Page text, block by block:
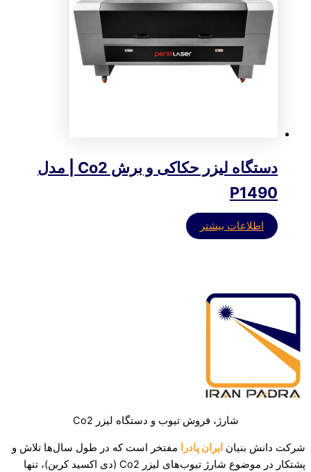
دستگاه لیزر حکاکی و برش Co2 | مدل
P1490
اطلاعات بیشتر
شارژ، فروش تیوب و دستگاه لیزر Co2
شرکت دانش بنیان ایران پادرا
مفتخر است که در طول سال‌ها تلاش و
پشتکار در موضوع شارژ تیوب‌های لیزر Co2 (دی اکسید کربن)، تنها